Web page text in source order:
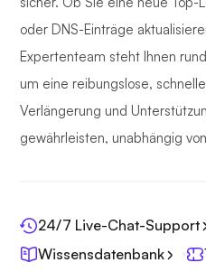
oder DNS-Einträge
Expertenteam steht Ihnen
um eine reibungslose,
Verlängerung und
gewährleisten, unabhängig
24/7 Live-Chat-Support
Wissensdatenbank